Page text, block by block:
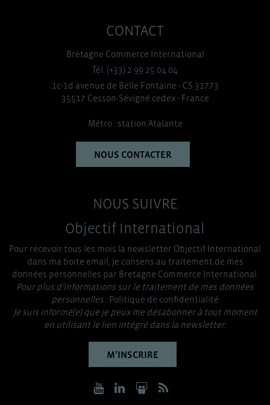
CONTACT
Bretagne Commerce International
Tél. (+33) 2 99 25 04 04
1c-1d avenue de Belle Fontaine - CS 31773
35517 Cesson-Sévigné cedex - France
Métro : station Atalante
NOUS CONTACTER
NOUS SUIVRE
Objectif International
Pour recevoir tous les mois la newsletter Objectif International
dans ma boite email, je consens au traitement de mes
données personnelles par Bretagne Commerce International.
Pour plus d’informations sur le traitement de mes données
personnelles :Politique de confidentialité
Je suis informé(e) que je peux me désabonner à tout moment
en utilisant le lien intégré dans la newsletter.
M’INSCRIRE